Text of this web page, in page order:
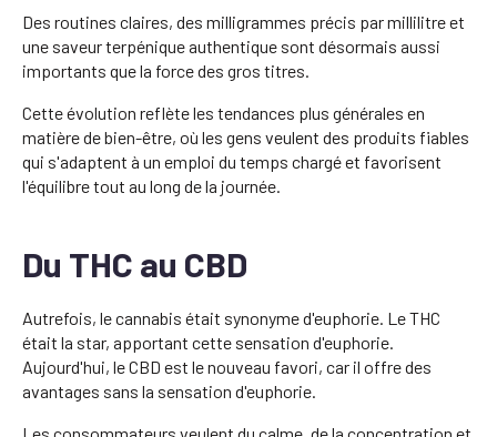
Des routines claires, des milligrammes précis par millilitre et
une saveur terpénique authentique sont désormais aussi
importants que la force des gros titres.
Cette évolution reflète les tendances plus générales en
matière de bien-être, où les gens veulent des produits fiables
qui s'adaptent à un emploi du temps chargé et favorisent
l'équilibre tout au long de la journée.
Du THC au CBD
Autrefois, le cannabis était synonyme d'euphorie. Le THC
était la star, apportant cette sensation d'euphorie.
Aujourd'hui, le CBD est le nouveau favori, car il offre des
avantages sans la sensation d'euphorie.